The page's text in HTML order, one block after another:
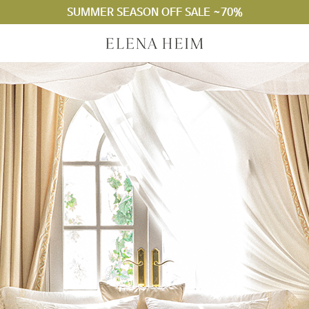
SUMMER SEASON OFF SALE ~70%
라지킹 구매 안내